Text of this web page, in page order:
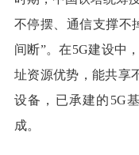
不停摆、通信支撑不
间断”。在5G建设中
址资源优势，能共享
设备，已承建的5G
成。